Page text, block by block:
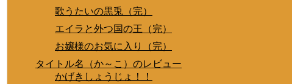
歌うたいの黒兎（完）
エイラと外つ国の王（完）
お嬢様のお気に入り（完）
タイトル名（か～こ）のレビュー
かげきしょうじょ！！